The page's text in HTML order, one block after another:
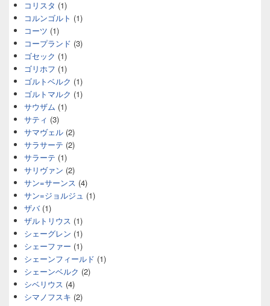
コリスタ (1)
コルンゴルト (1)
コーツ (1)
コープランド (3)
ゴセック (1)
ゴリホフ (1)
ゴルトベルク (1)
ゴルトマルク (1)
サウザム (1)
サティ (3)
サマヴェル (2)
サラサーテ (2)
サラーテ (1)
サリヴァン (2)
サン=サーンス (4)
サン=ジョルジュ (1)
ザバ(1)
ザルトリウス (1)
シェーグレン (1)
シェーファー (1)
シェーンフィールド (1)
シェーンベルク (2)
シベリウス (4)
シマノフスキ (2)